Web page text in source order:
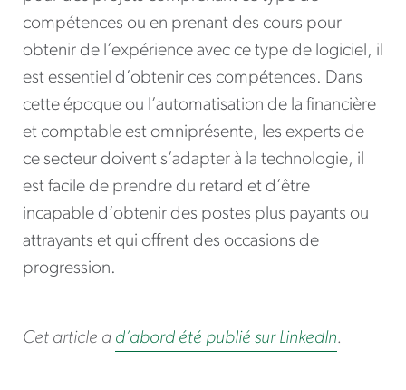
compétences ou en prenant des cours pour
obtenir de l’expérience avec ce type de logiciel, il
est essentiel d’obtenir ces compétences. Dans
cette époque ou l’automatisation de la financière
et comptable est omniprésente, les experts de
ce secteur doivent s’adapter à la technologie, il
est facile de prendre du retard et d’être
incapable d’obtenir des postes plus payants ou
attrayants et qui offrent des occasions de
progression.
Cet article a d’abord été publié sur LinkedIn.